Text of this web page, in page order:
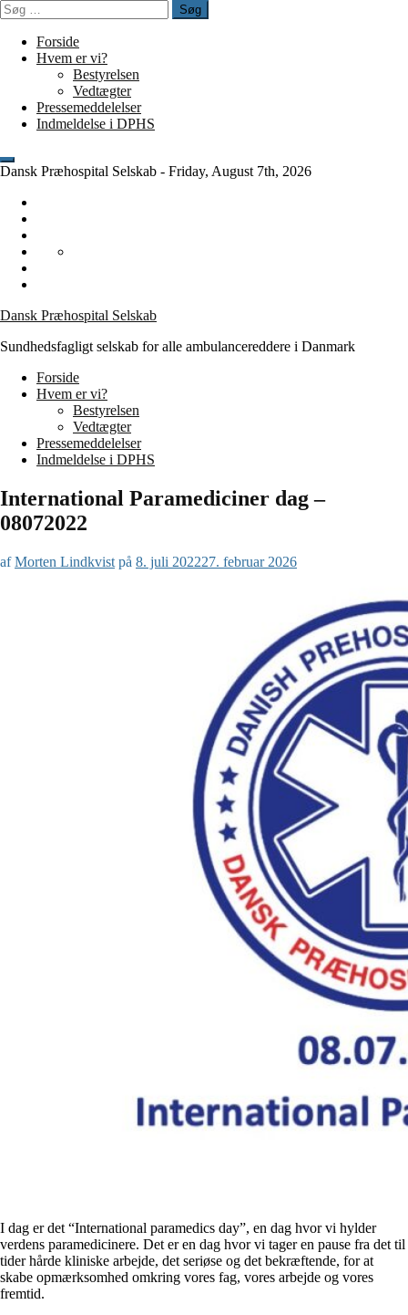
Spring
til
indhold
Søg
efter:
Forside
Hvem er vi?
Bestyrelsen
Vedtægter
Pressemeddelelser
Indmeldelse i DPHS
Dansk Præhospital Selskab - Friday, August 7th, 2026
2021
Dansk Præhospital Selskab
Sundhedsfagligt selskab for alle ambulancereddere i Danmark
Forside
Hvem er vi?
Bestyrelsen
Vedtægter
Pressemeddelelser
Indmeldelse i DPHS
International Paramediciner dag –
08072022
afMorten Lindkvist på 8. juli 202227. februar 2026
I dag er det “International paramedics day”, en dag hvor vi hylder
verdens paramedicinere. Det er en dag hvor vi tager en pause fra det til
tider hårde kliniske arbejde, det seriøse og det bekræftende, for at
skabe opmærksomhed omkring vores fag, vores arbejde og vores
fremtid.